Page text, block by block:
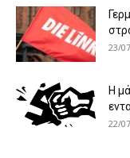
23/
Η
22/